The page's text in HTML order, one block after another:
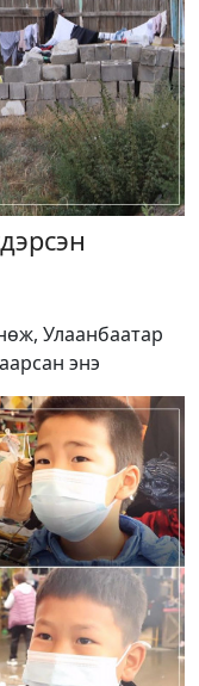
Улаанбаатар
энэ